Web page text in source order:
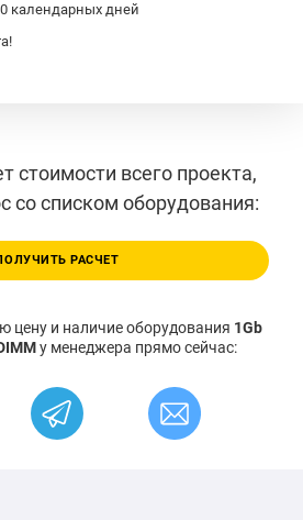
календарных дней
стоимости всего проекта,
со списком оборудования:
РАСЧЕТ
цену и наличие оборудования 1Gb
у менеджера прямо сейчас: